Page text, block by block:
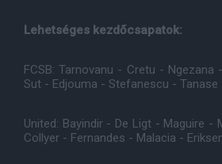
Lehetséges kezdőcsapatok:
FCSB: Tarnovanu - Cretu - Ngezana
Sut - Edjouma - Stefanescu - Tanase
United: Bayindir - De Ligt - Maguire -
Collyer - Fernandes - Malacia -